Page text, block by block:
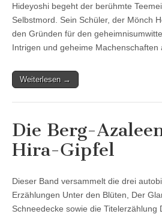
Hideyoshi begeht der berühmte
Selbstmord. Sein Schüler, der Mönch
den Gründen für den
Intrigen und geheime Machenschaften
Weiterlesen →
Die Berg-
Hira-Gipfel
Dieser Band versammelt die drei
Erzählungen Unter den Blüten, Der
Schneedecke sowie die Titelerzählung